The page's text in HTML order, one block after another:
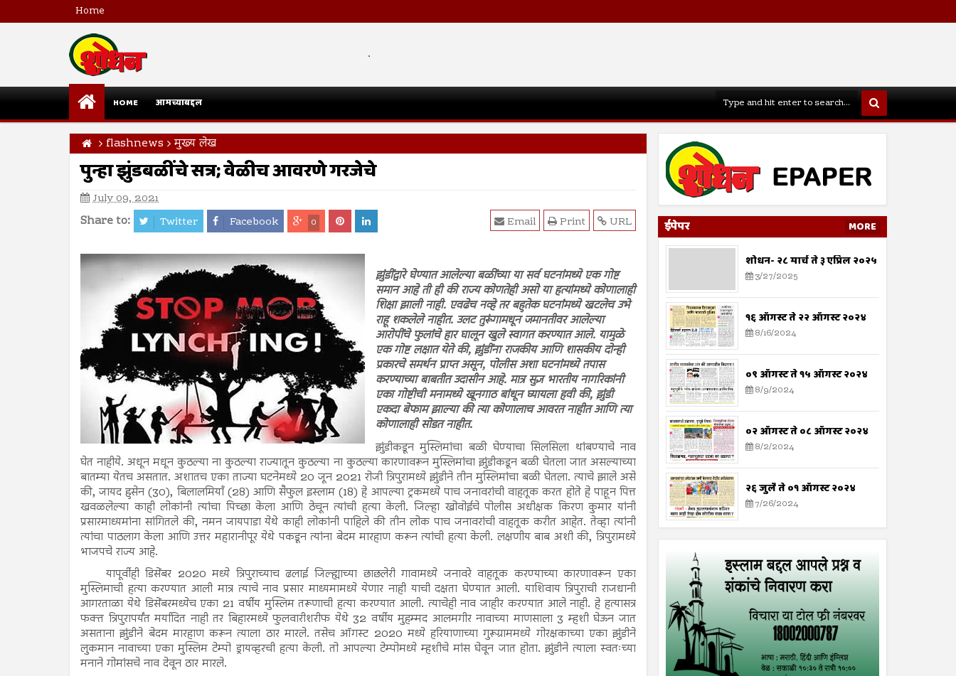
Home
.
HOME आमच्याबद्दल
flashnews मुख्य लेख
पुन्हा झुंडबळींचे सत्र; वेळीच आवरणे गरजेचे
July 09, 2021
Share to: Twitter Facebook 0 URL
Print
Email
झुंडींद्वारे घेण्यात आलेल्या बळींच्या या सर्व घटनांमध्ये एक गोष्ट
समान आहे ती ही की राज्य कोणतेही असो या हत्यांमध्ये कोणालाही
शिक्षा झाली नाही. एवढेच नव्हे तर बहुतेक घटनांंमध्ये खटलेच उभे
राहू शकलेले नाहीत. उलट तुरूंगामधून जमानतीवर आलेल्या
आरोपींचे फुलांचे हार घालून खुले स्वागत करण्यात आले. यामुळे
एक गोष्ट लक्षात येते की, झुंडींना राजकीय आणि शासकीय दोन्ही
प्रकारचे समर्थन प्राप्त असून, पोलीस अशा घटनांमध्ये तपास
करण्याच्या बाबतीत उदासीन आहे. मात्र सुज्ञ भारतीय नागरिकांनी
एका गोष्टीची मनामध्ये खूनगाठ बांधून घ्यायला हवी की, झुंडी
एकदा बेफाम झाल्या की त्या कोणालाच आवरत नाहीत आणि त्या
कोणालाही सोडत नाहीत.
झुंडीकडून मुस्लिमांचा बळी घेण्याचा सिलसिला थांबण्याचे नाव
घेत नाहीये. अधून मधून कुठल्या ना कुठल्या राज्यातून कुठल्या ना कुठल्या कारणावरून मुस्लिमांचा झुंडीकडून बळी घेतला जात असल्याच्या
बातम्या येतच असतात. अशातच एका ताज्या घटनेमध्ये 20 जून 2021 रोजी त्रिपुरामध्ये झुंडीने तीन मुस्लिमांचा बळी घेतला. त्याचे झाले असे
की, जायद हुसेन (30), बिलालमियाँ (28) आणि सैफुल इस्लाम (18) हे आपल्या ट्रकमध्ये पाच जनावरांची वाहतूक करत होते हे पाहून पित्त
खवळलेल्या काही लोकांनी त्यांचा पिच्छा केला आणि ठेचून त्यांची हत्या केली. जिल्हा खोवोईचे पोलीस अधीक्षक किरण कुमार यांनी
प्रसारमाध्यमांना सांगितले की, नमन जायपाडा येथे काही लोकांनी पाहिले की तीन लोक पाच जनावरांची वाहतूक करीत आहेत. तेव्हा त्यांनी
त्यांचा पाठलाग केला आणि उत्तर महारानीपूर येथे पकडून त्यांना बेदम मारहाण करून त्यांची हत्या केली. लक्षणीय बाब अशी की, त्रिपुरामध्ये
भाजपचे राज्य आहे.
यापूर्वीही डिसेंबर 2020 मध्ये त्रिपुराच्याच ढलाई जिल्ह्याच्या छाछलेरी गावामध्ये जनावरे वाहतूक करण्याच्या कारणावरून एका
मुस्लिमाची हत्या करण्यात आली मात्र त्याचे नाव प्रसार माध्यमामध्ये येणार नाही याची दक्षता घेण्यात आली. याशिवाय त्रिपुराची राजधानी
आगरताळा येथे डिसेंबरमध्येच एका 21 वर्षीय मुस्लिम तरूणाची हत्या करण्यात आली. त्याचेही नाव जाहीर करण्यात आले नाही. हे हत्यासत्र
फक्त त्रिपुरापर्यंत मर्यादित नाही तर बिहारमध्ये फुलवारीशरीफ येथे 32 वर्षीय मुहम्मद आलमगीर नावाच्या माणसाला 3 म्हशी घेऊन जात
असताना झुंडीने बेदम मारहाण करून त्याला ठार मारले. तसेच ऑगस्ट 2020 मध्ये हरियाणाच्या गुरूग्राममध्ये गोरक्षकाच्या एका झुंडीने
लुकमान नावाच्या एका मुस्लिम टेम्पो ड्रायव्हरची हत्या केली. तो आपल्या टेम्पोमध्ये म्हशीचे मांस घेवून जात होता. झुंडीने त्याला स्वतःच्या
मनाने गोमांसचे नाव देवून ठार मारले.
ईपेपर MORE
शोधन- २८ मार्च ते ३ एप्रिल २०२५
3/27/2025
१६ ऑगस्ट ते २२ ऑगस्ट २०२४
8/16/2024
०९ ऑगस्ट ते १५ ऑगस्ट २०२४
8/9/2024
०२ ऑगस्ट ते ०८ ऑगस्ट २०२४
8/2/2024
२६ जुलै ते ०१ ऑगस्ट २०२४
7/26/2024